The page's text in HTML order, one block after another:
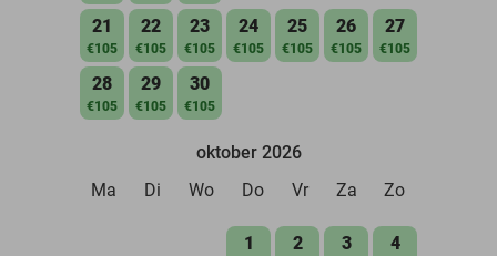
21
€105
22
€105
23
€105
24
€105
25
€105
26
€105
27
€105
28
€105
29
€105
30
€105
oktober 2026
Ma
Di Wo Do Vr Za Zo
1 2 3 4